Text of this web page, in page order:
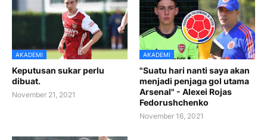
AKADEMI
Keputusan sukar perlu
dibuat.
November 21, 2021
AKADEMI
"Suatu hari nanti saya akan
menjadi penjaga gol utama
Arsenal" - Alexei Rojas
Fedorushchenko
November 16, 2021